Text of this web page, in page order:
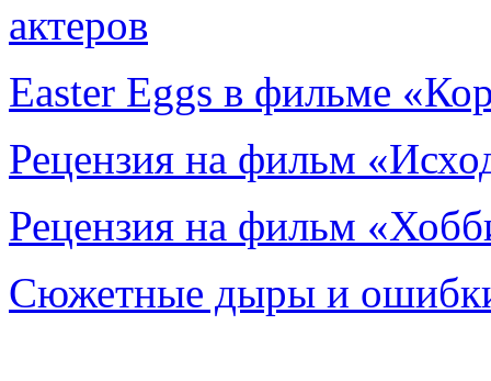
актеров
Easter Eggs в фильме
Рецензия на фильм
Рецензия на фильм
Сюжетные дыры и